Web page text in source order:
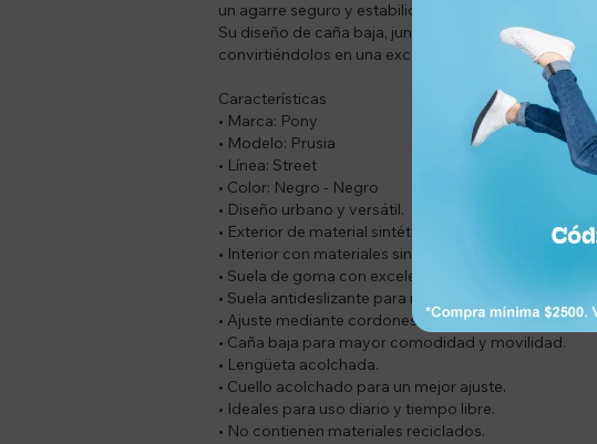
un agarre seguro y estabilidad sobre superficies de
Su diseño de caña baja, junto con la lengüeta y el
convirtiéndolos en una excelente opción para el día a
Características
• Marca: Pony
• Modelo: Prusia
• Línea: Street
• Color: Negro - Negro
• Diseño urbano y versátil.
• Exterior de material sintético resistente.
• Interior con materiales sintéticos y textiles.
• Suela de goma con excelente tracción.
• Suela antideslizante para mayor seguridad.
• Ajuste mediante cordones.
• Caña baja para mayor comodidad y movilidad.
• Lengüeta acolchada.
• Cuello acolchado para un mejor ajuste.
• Ideales para uso diario y tiempo libre.
• No contienen materiales reciclados.